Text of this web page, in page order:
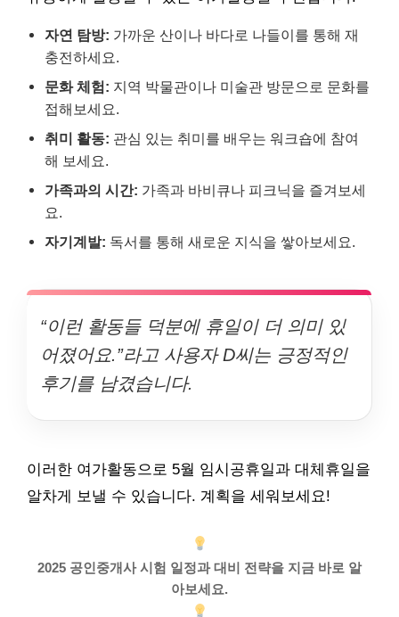
자연 탐방: 가까운 산이나 바다로 나들이를 통해 재
충전하세요.
문화 체험: 지역 박물관이나 미술관 방문으로 문화를
접해보세요.
취미 활동: 관심 있는 취미를 배우는 워크숍에 참여
해 보세요.
가족과의 시간: 가족과 바비큐나 피크닉을 즐겨보세
요.
자기계발: 독서를 통해 새로운 지식을 쌓아보세요.
“이런 활동들 덕분에 휴일이 더 의미 있
어졌어요.”라고 사용자 D씨는 긍정적인
후기를 남겼습니다.
이러한 여가활동으로 5월 임시공휴일과 대체휴일을
알차게 보낼 수 있습니다. 계획을 세워보세요!
2025 공인중개사 시험 일정과 대비 전략을 지금 바로 알
아보세요.